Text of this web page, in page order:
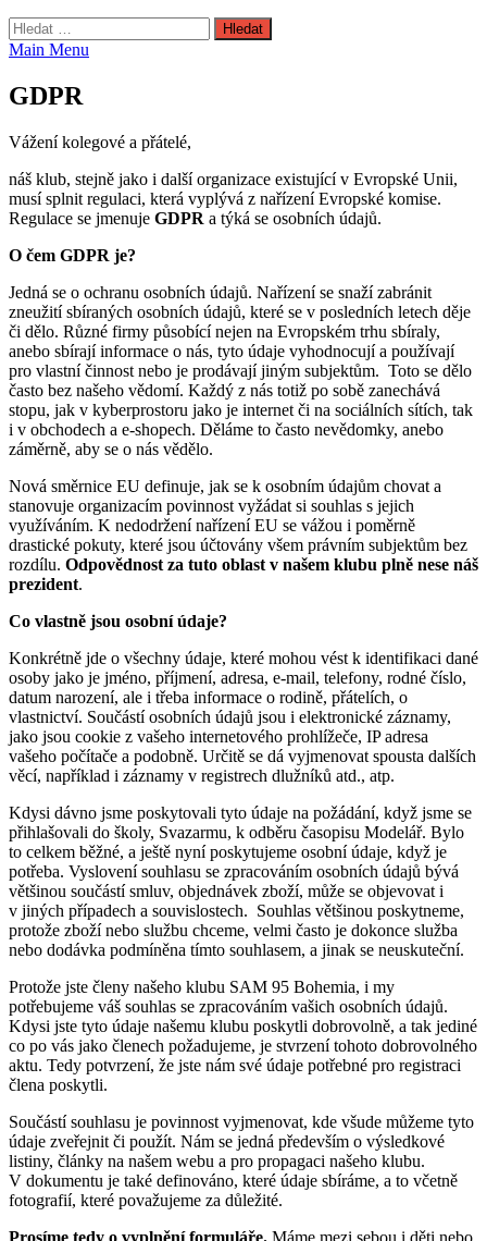
Vyhledávání
Main Menu
GDPR
Vážení kolegové a přátelé,
náš klub, stejně jako i další organizace existující v Evropské Unii,
musí splnit regulaci, která vyplývá z nařízení Evropské komise.
Regulace se jmenuje GDPR a týká se osobních údajů.
O čem GDPR je?
Jedná se o ochranu osobních údajů. Nařízení se snaží zabránit
zneužití sbíraných osobních údajů, které se v posledních letech děje
či dělo. Různé firmy působící nejen na Evropském trhu sbíraly,
anebo sbírají informace o nás, tyto údaje vyhodnocují a používají
pro vlastní činnost nebo je prodávají jiným subjektům. Toto se dělo
často bez našeho vědomí. Každý z nás totiž po sobě zanechává
stopu, jak v kyberprostoru jako je internet či na sociálních sítích, tak
i v obchodech a e-shopech. Děláme to často nevědomky, anebo
záměrně, aby se o nás vědělo.
Nová směrnice EU definuje, jak se k osobním údajům chovat a
stanovuje organizacím povinnost vyžádat si souhlas s jejich
využíváním. K nedodržení nařízení EU se vážou i poměrně
drastické pokuty, které jsou účtovány všem právním subjektům bez
rozdílu. Odpovědnost za tuto oblast v našem klubu plně nese náš
prezident.
Co vlastně jsou osobní údaje?
Konkrétně jde o všechny údaje, které mohou vést k identifikaci dané
osoby jako je jméno, příjmení, adresa, e-mail, telefony, rodné číslo,
datum narození, ale i třeba informace o rodině, přátelích, o
vlastnictví. Součástí osobních údajů jsou i elektronické záznamy,
jako jsou cookie z vašeho internetového prohlížeče, IP adresa
vašeho počítače a podobně. Určitě se dá vyjmenovat spousta dalších
věcí, například i záznamy v registrech dlužníků atd., atp.
Kdysi dávno jsme poskytovali tyto údaje na požádání, když jsme se
přihlašovali do školy, Svazarmu, k odběru časopisu Modelář. Bylo
to celkem běžné, a ještě nyní poskytujeme osobní údaje, když je
potřeba. Vyslovení souhlasu se zpracováním osobních údajů bývá
většinou součástí smluv, objednávek zboží, může se objevovat i
v jiných případech a souvislostech. Souhlas většinou poskytneme,
protože zboží nebo službu chceme, velmi často je dokonce služba
nebo dodávka podmíněna tímto souhlasem, a jinak se neuskuteční.
Protože jste členy našeho klubu SAM 95 Bohemia, i my
potřebujeme váš souhlas se zpracováním vašich osobních údajů.
Kdysi jste tyto údaje našemu klubu poskytli dobrovolně, a tak jediné
co po vás jako členech požadujeme, je stvrzení tohoto dobrovolného
aktu. Tedy potvrzení, že jste nám své údaje potřebné pro registraci
člena poskytli.
Součástí souhlasu je povinnost vyjmenovat, kde všude můžeme tyto
údaje zveřejnit či použít. Nám se jedná především o výsledkové
listiny, články na našem webu a pro propagaci našeho klubu.
V dokumentu je také definováno, které údaje sbíráme, a to včetně
fotografií, které považujeme za důležité.
Prosíme tedy o vyplnění formuláře. Máme mezi sebou i děti nebo